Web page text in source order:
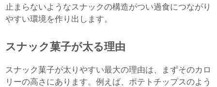
止まらないようなスナックの構造がつい過食につながり
やすい環境を作り出します。
スナック菓子が太る理由
スナック菓子が太りやすい最大の理由は、まずそのカロ
リーの高さにあります。例えば、ポテトチップスのよう